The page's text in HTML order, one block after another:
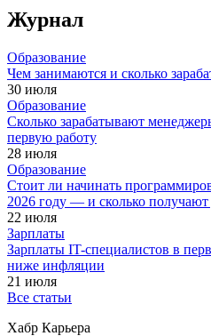
Журнал
Образование
Чем занимаются и сколько
30 июля
Образование
Сколько зарабатывают
первую работу
28 июля
Образование
Стоит ли начинать
2026 году — и сколько
22 июля
Зарплаты
Зарплаты IT-специалистов в
ниже инфляции
21 июля
Все статьи
Хабр Карьера